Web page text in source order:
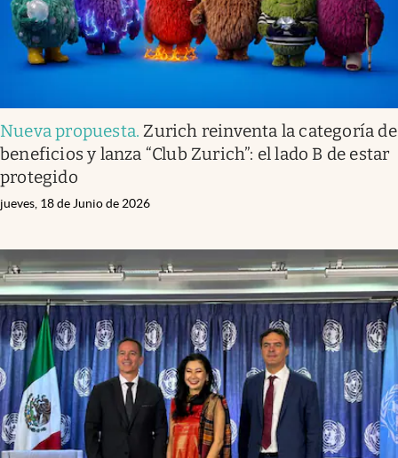
Mundial 2026
Eventos Corporativos
Mediakit
abre en nueva pestaña
Argentina
Nueva propuesta.Zurich reinventa la categoría de
beneficios y lanza “Club Zurich”: el lado B de estar
protegido
jueves, 18 de Junio de 2026